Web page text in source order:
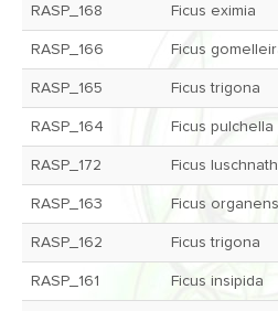
Login
RASP_168 Ficus eximia
RASP_166 Ficus
RASP_165 Ficus trigona
RASP_164 Ficus pulchella
RASP_172 Ficus
RASP_163 Ficus
RASP_162 Ficus trigona
RASP_161 Ficus insipida